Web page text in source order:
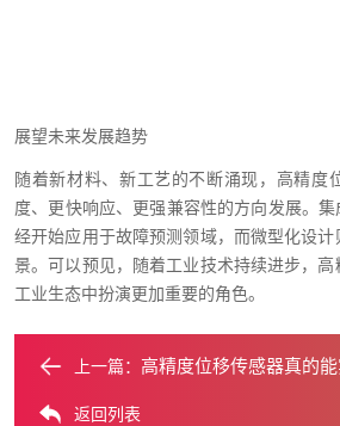
展望未来发展趋势
随着新材料、新工艺的不断涌现，高精度
度、更快响应、更强兼容性的方向发展。
经开始应用于故障预测领域，而微型化设
景。可以预见，随着工业技术持续进步，
工业生态中扮演更加重要的角色。
上一篇： 高精度位移传感器真的能
返回列表